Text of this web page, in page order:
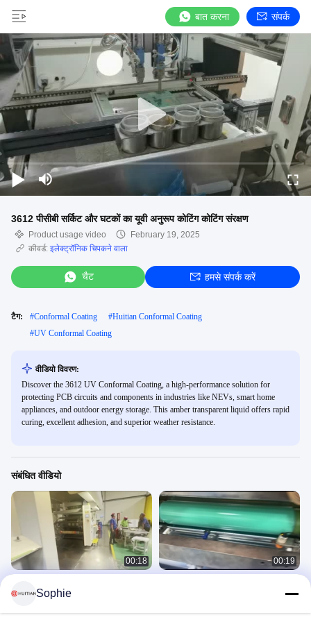
बात करना संपर्क
3612 पीसीबी सर्किट और घटकों का यूवी अनुरूप कोटिंग कोटिंग संरक्षण
Product usage video
February 19, 2025
कीवर्ड: इलेक्ट्रॉनिक चिपकने वाला
चैट हमसे संपर्क करें
टैग: #Conformal Coating #Huitian Conformal Coating
#UV Conformal Coating
वीडियो विवरण:
Discover the 3612 UV Conformal Coating, a high-performance solution for
protecting PCB circuits and components in industries like NEVs, smart home
appliances, and outdoor energy storage. This amber transparent liquid offers rapid
curing, excellent adhesion, and superior weather resistance.
संबंधित वीडियो
00:18
आवेदन 2
00:19
Sophie